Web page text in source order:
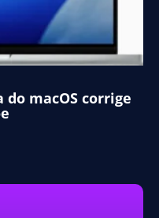
macOS corrige